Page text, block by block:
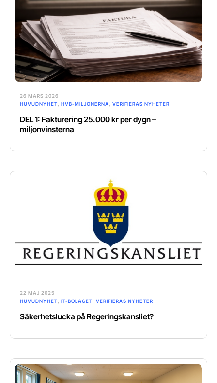
26 MARS 2026
HUVUDNYHET
HVB-MILJONERNA VERIFIERAS NYHETER
DEL 1: Fakturering 25.000 kr per dygn –
miljonvinsterna
22 MAJ 2025
HUVUDNYHET
IT-BOLAGET VERIFIERAS NYHETER
Säkerhetslucka på Regeringskansliet?